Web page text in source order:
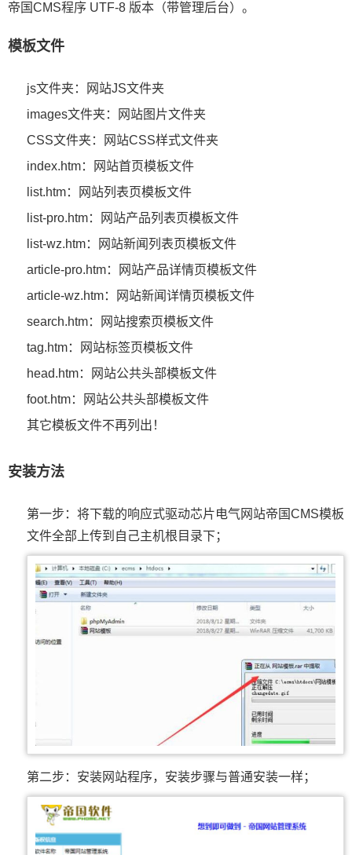
帝国CMS程序 UTF-8 版本（带管理后台）。
模板文件
js文件夹：网站JS文件夹
images文件夹：网站图片文件夹
CSS文件夹：网站CSS样式文件夹
index.htm：网站首页模板文件
list.htm：网站列表页模板文件
list-pro.htm：网站产品列表页模板文件
list-wz.htm：网站新闻列表页模板文件
article-pro.htm：网站产品详情页模板文件
article-wz.htm：网站新闻详情页模板文件
search.htm：网站搜索页模板文件
tag.htm：网站标签页模板文件
head.htm：网站公共头部模板文件
foot.htm：网站公共头部模板文件
其它模板文件不再列出！
安装方法
第一步：将下载的响应式驱动芯片电气网站帝国CMS模板
文件全部上传到自己主机根目录下；
第二步：安装网站程序，安装步骤与普通安装一样；